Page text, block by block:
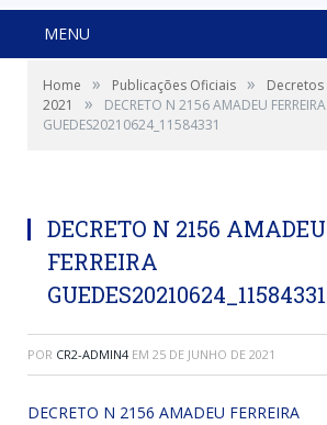
MENU
Home » Publicações Oficiais » Decretos
2021
»
DECRETO N 2156 AMADEU FERREIRA
GUEDES20210624_11584331
DECRETO N 2156 AMADEU
FERREIRA
GUEDES20210624_11584331
POR CR2-ADMIN4 EM 25 DE JUNHO DE 2021
DECRETO N 2156 AMADEU FERREIRA